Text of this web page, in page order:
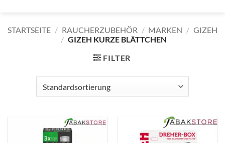
STARTSEITE / RAUCHERZUBEHÖR / MARKEN / GIZEH
/ GIZEH KURZE BLÄTTCHEN
FILTER